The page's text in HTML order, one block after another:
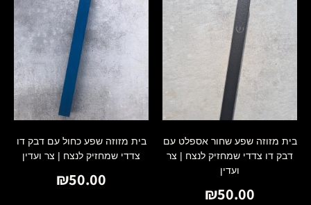
בית מזוזה שפע שחור אספלט עם
דבק דו צדדי שמחזיק לנצח | צר
ועדין
₪50.00
בית מזוזה שפע כחול עם דבק דו
צדדי שמחזיק לנצח | צר ועדין
₪50.00